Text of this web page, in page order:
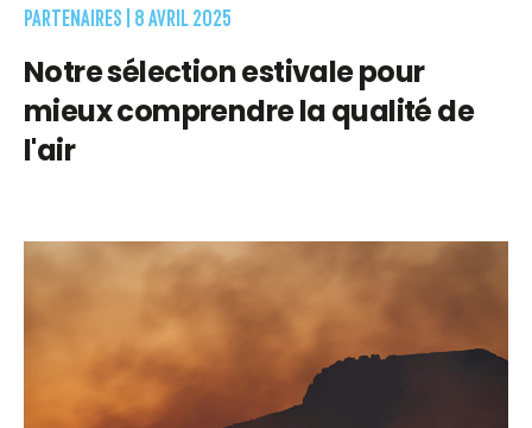
PARTENAIRES | 8 AVRIL 2025
Notre sélection estivale pour
mieux comprendre la qualité de
l'air